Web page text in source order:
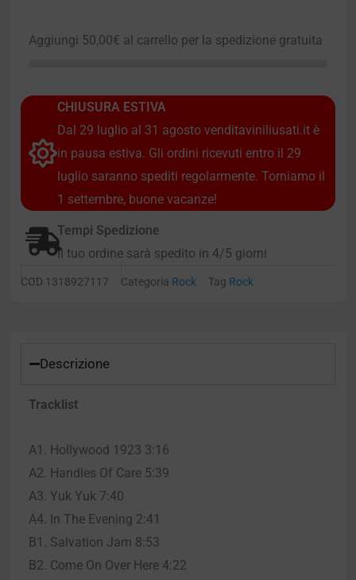
Aggiungi 50,00€ al carrello per la spedizione gratuita
CHIUSURA ESTIVA
Dal 29 luglio al 31 agosto venditaviniliusati.it è
in pausa estiva. Gli ordini ricevuti entro il 29
luglio saranno spediti regolarmente. Torniamo il
1 settembre, buone vacanze!
Tempi Spedizione
Il tuo ordine sarà spedito in 4/5 giorni
COD 1318927117 Categoria Rock Tag Rock
Descrizione
Tracklist
A1. Hollywood 1923 3:16
A2. Handles Of Care 5:39
A3. Yuk Yuk 7:40
A4. In The Evening 2:41
B1. Salvation Jam 8:53
B2. Come On Over Here 4:22